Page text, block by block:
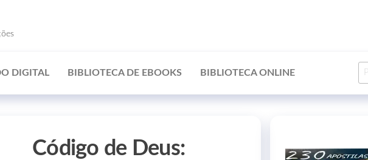
DIGITAL BIBLIOTECA DE EBOOKS BIBLIOTECA ONLINE
Código de Deus: